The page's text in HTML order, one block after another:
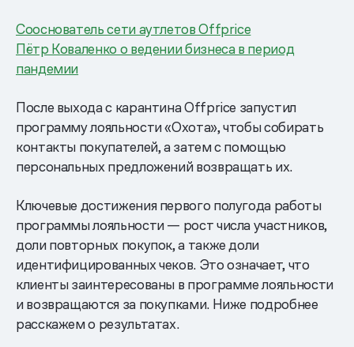
Сооснователь сети аутлетов Offprice
Пётр Коваленко о ведении бизнеса в период
пандемии
После выхода с карантина Offprice запустил
программу лояльности «Охота», чтобы собирать
контакты покупателей, а затем с помощью
персональных предложений возвращать их.
Ключевые достижения первого полугода работы
программы лояльности — рост числа участников,
доли повторных покупок, а также доли
идентифицированных чеков. Это означает, что
клиенты заинтересованы в программе лояльности
и возвращаются за покупками. Ниже подробнее
расскажем о результатах.